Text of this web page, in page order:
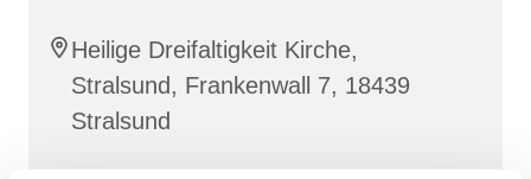
Heilige Dreifaltigkeit Kirche,
Stralsund, Frankenwall 7, 18439
Stralsund